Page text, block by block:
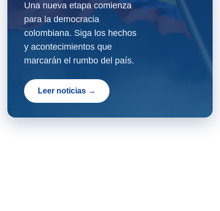
Una nueva etapa comienza
para la democracia
colombiana. Siga los hechos
y acontecimientos que
marcarán el rumbo del país.
Leer noticias →